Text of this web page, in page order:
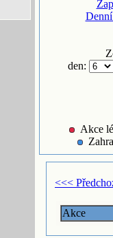
den:
Akce
<<<
Akce